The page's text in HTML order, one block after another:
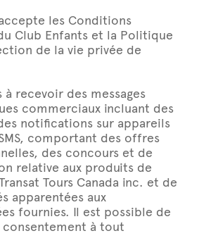
les Conditions
Club Enfants et la Politique
de la vie privée de
à recevoir des messages
commerciaux incluant des
notifications sur appareils
comportant des offres
des concours et de
relative aux produits de
Tours Canada inc. et de
apparentées aux
fournies. Il est possible de
à tout